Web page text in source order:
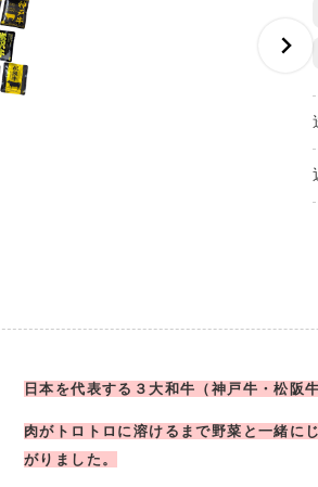
日本を代表する３大和牛（神戸牛・松阪
肉がトロトロに溶けるまで野菜と一緒に
がりました。